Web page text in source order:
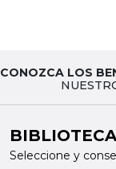
CONOZCA LOS
Seleccione y